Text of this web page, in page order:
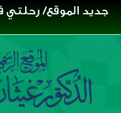
جديد الموقع/ رحلتي